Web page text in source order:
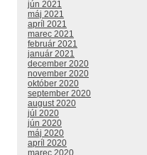
jún 2021
máj 2021
apríl 2021
marec 2021
február 2021
január 2021
december 2020
november 2020
október 2020
september 2020
august 2020
júl 2020
jún 2020
máj 2020
apríl 2020
marec 2020